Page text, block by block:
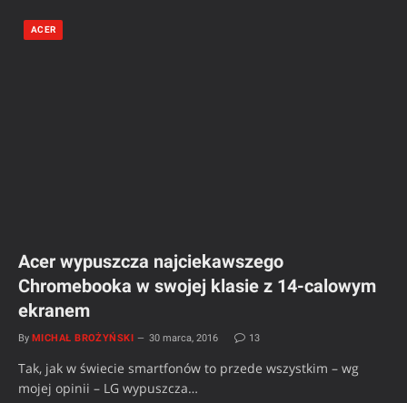
ACER
Acer wypuszcza najciekawszego
Chromebooka w swojej klasie z 14-calowym
ekranem
By MICHAŁ BROŻYŃSKI 30 marca, 2016 13
Tak, jak w świecie smartfonów to przede wszystkim – wg
mojej opinii – LG wypuszcza…